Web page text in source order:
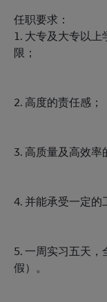
任职要求：
1. 大专及大专以
限；
2. 高度的责任感；
3. 高质量及高效率
4. 并能承受一定的
5. 一周实习五天
假）。